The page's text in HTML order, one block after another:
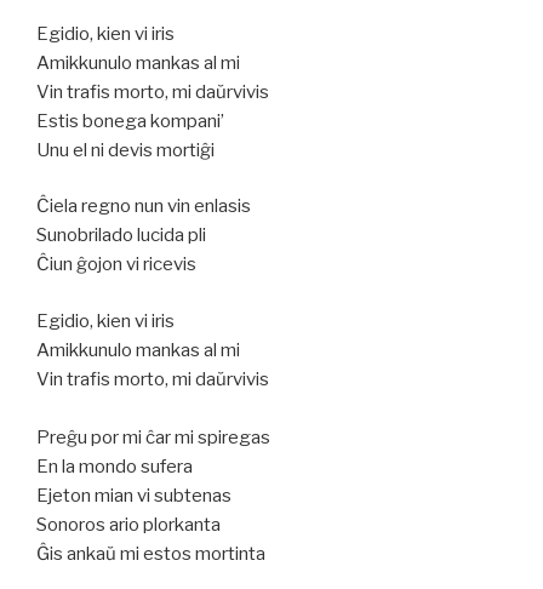
Egidio, kien vi iris
Amikkunulo mankas al mi
Vin trafis morto, mi daŭrvivis
Estis bonega kompani’
Unu el ni devis mortiĝi
Ĉiela regno nun vin enlasis
Sunobrilado lucida pli
Ĉiun ĝojon vi ricevis
Egidio, kien vi iris
Amikkunulo mankas al mi
Vin trafis morto, mi daŭrvivis
Preĝu por mi ĉar mi spiregas
En la mondo sufera
Ejeton mian vi subtenas
Sonoros ario plorkanta
Ĝis ankaŭ mi estos mortinta